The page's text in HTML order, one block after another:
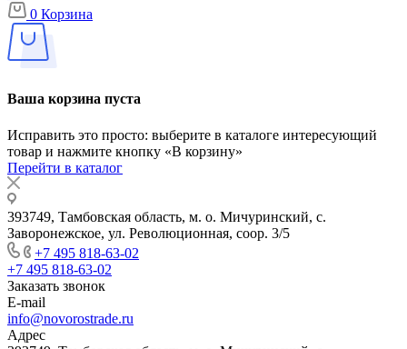
0 Корзина
Ваша корзина пуста
Исправить это просто: выберите в каталоге интересующий
товар и нажмите кнопку «В корзину»
Перейти в каталог
393749, Тамбовская область, м. о. Мичуринский, с.
Заворонежское, ул. Революционная, соор. 3/5
+7 495 818-63-02
+7 495 818-63-02
Заказать звонок
E-mail
info@novorostrade.ru
Адрес